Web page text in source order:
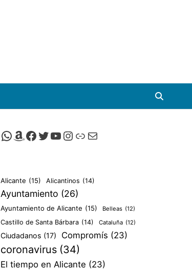
Canal de Whatsapp de Viscalacant
Comprar en Amazon
Facebook de Viscalacant
Twitter de Viscalacant
Canal de Youtube de Viscalacant
Instagram de Viscalacant
Viscalacant en Polkaverse
Correo electrónico
Alicante (15) Alicantinos (14)
Ayuntamiento (26)
Ayuntamiento de Alicante (15) Belleas (12)
Castillo de Santa Bárbara (14) Cataluña (12)
Ciudadanos (17) Compromís (23)
coronavirus (34)
El tiempo en Alicante (23)